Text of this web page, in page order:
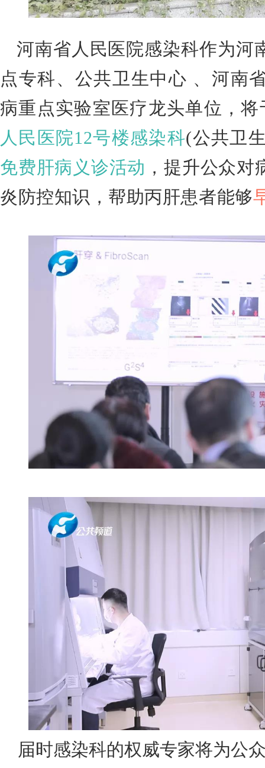
河南省人民医院感染科作为河
点专科、公共卫生中心 、河南
病重点实验室医疗龙头单位，将
人民医院12号楼感染科(公共卫
免费肝病义诊活动 ，提升公众
炎防控知识，帮助丙肝患者能够
届时感染科的权威专家将为公